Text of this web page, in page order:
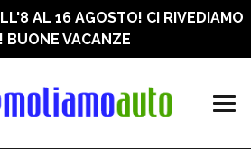
AL 16 AGOSTO! CI RIVEDIAMO
BUONE VACANZE
auto |